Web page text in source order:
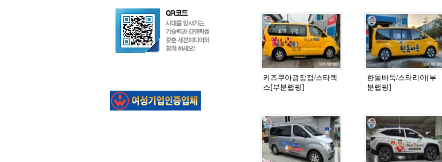
키즈쿠아광장점/스타렉
스[부분랩핑]
한돌바둑/스타리아[부
분랩핑]